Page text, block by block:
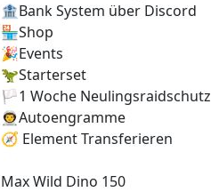
🏦Bank System über Discord
🏪Shop
🎉Events
🦖Starterset
🏳️1 Woche Neulingsraidschutz
👨‍🚀Autoengramme
🧭 Element Transferieren
Max Wild Dino 150